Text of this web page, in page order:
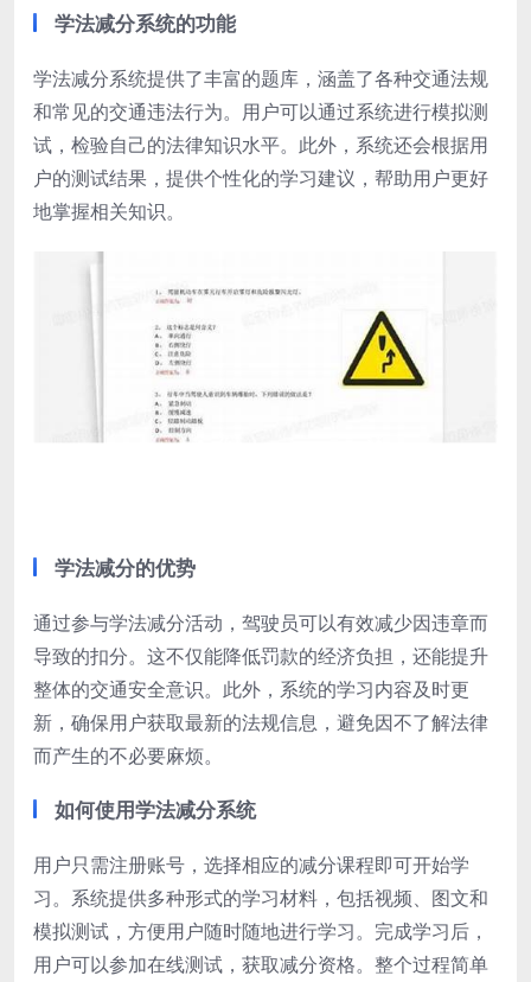
学法减分系统的功能
学法减分系统提供了丰富的题库，涵盖了各种交通法规
和常见的交通违法行为。用户可以通过系统进行模拟测
试，检验自己的法律知识水平。此外，系统还会根据用
户的测试结果，提供个性化的学习建议，帮助用户更好
地掌握相关知识。
学法减分的优势
通过参与学法减分活动，驾驶员可以有效减少因违章而
导致的扣分。这不仅能降低罚款的经济负担，还能提升
整体的交通安全意识。此外，系统的学习内容及时更
新，确保用户获取最新的法规信息，避免因不了解法律
而产生的不必要麻烦。
如何使用学法减分系统
用户只需注册账号，选择相应的减分课程即可开始学
习。系统提供多种形式的学习材料，包括视频、图文和
模拟测试，方便用户随时随地进行学习。完成学习后，
用户可以参加在线测试，获取减分资格。整个过程简单